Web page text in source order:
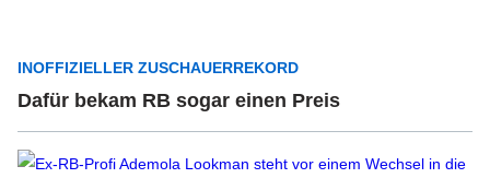
INOFFIZIELLER ZUSCHAUERREKORD
Dafür bekam RB sogar einen Preis